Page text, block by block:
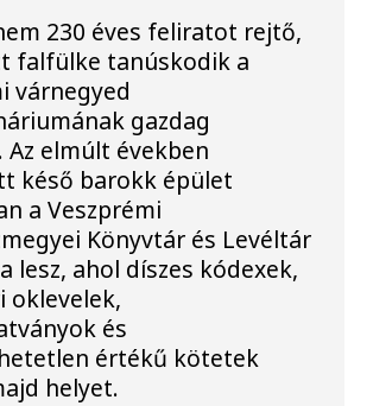
230 éves feliratot rejtő,
falfülke tanúskodik a
várnegyed
gazdag
elmúlt években
késő barokk épület
a Veszprémi
Könyvtár és Levéltár
lesz, ahol díszes kódexek,
oklevelek,
és
értékű kötetek
helyet.